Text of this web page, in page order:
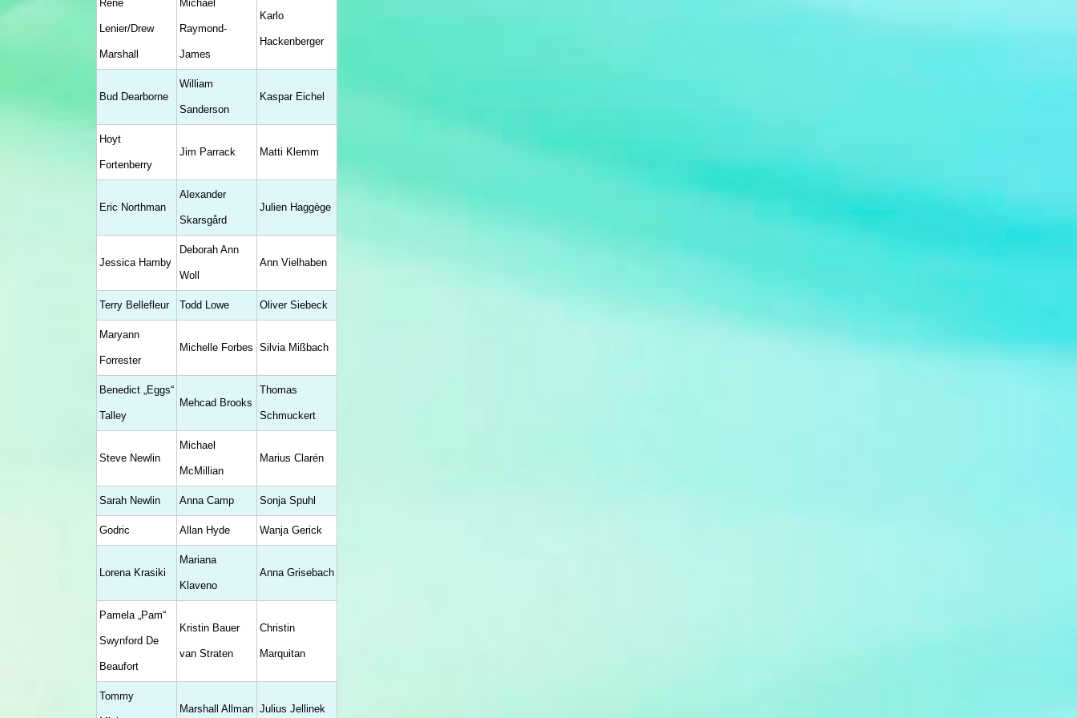
Rene
Lenier/Drew
Marshall
Michael
Raymond-
James
Karlo
Hackenberger
Bud Dearborne
William
Sanderson
Kaspar Eichel
Hoyt
Fortenberry
Jim Parrack Matti Klemm
Eric Northman
Alexander
Skarsgård
Julien Haggège
Jessica Hamby
Deborah Ann
Woll
Ann Vielhaben
Terry Bellefleur Todd Lowe Oliver Siebeck
Maryann
Forrester
Michelle Forbes Silvia Mißbach
Benedict „Eggs“
Talley
Mehcad Brooks
Thomas
Schmuckert
Steve Newlin
Michael
McMillian
Marius Clarén
Sarah Newlin Anna Camp Sonja Spuhl
Godric Allan Hyde Wanja Gerick
Lorena Krasiki
Mariana
Klaveno
Anna Grisebach
Pamela „Pam“
Swynford De
Beaufort
Kristin Bauer
van Straten
Christin
Marquitan
Tommy
Marshall Allman Julius Jellinek